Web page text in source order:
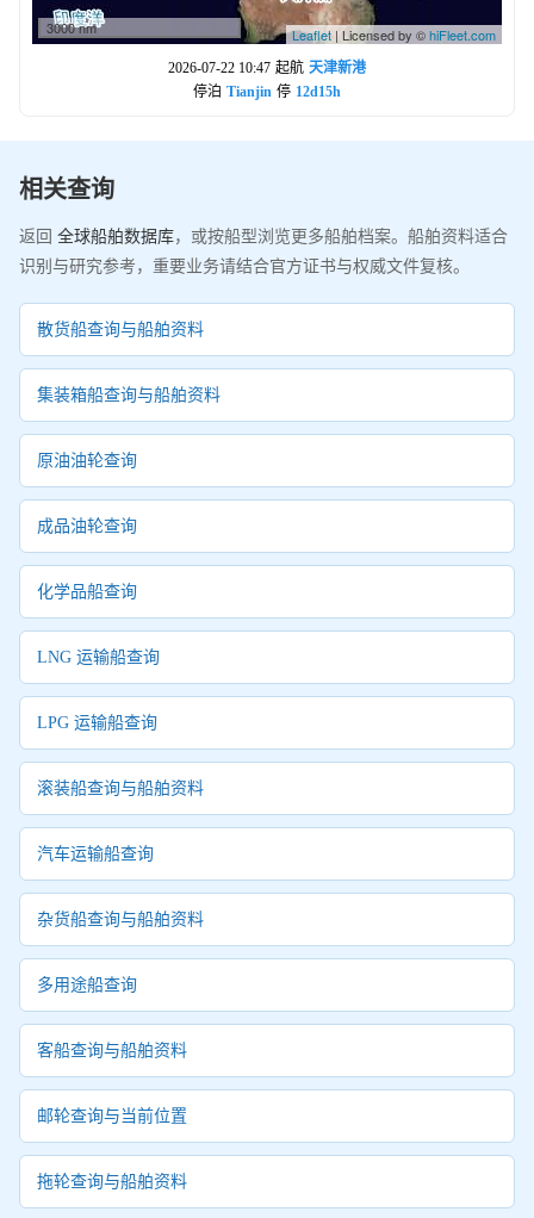
3000 nm Leaflet | Licensed by ©hiFleet.com
2026-07-22 10:47 起航 天津新港
停泊 Tianjin 停 12d15h
相关查询
返回 全球船舶数据库，或按船型浏览更多船舶档案。船舶资料适合
识别与研究参考，重要业务请结合官方证书与权威文件复核。
散货船查询与船舶资料
集装箱船查询与船舶资料
原油油轮查询
成品油轮查询
化学品船查询
LNG 运输船查询
LPG 运输船查询
滚装船查询与船舶资料
汽车运输船查询
杂货船查询与船舶资料
多用途船查询
客船查询与船舶资料
邮轮查询与当前位置
拖轮查询与船舶资料